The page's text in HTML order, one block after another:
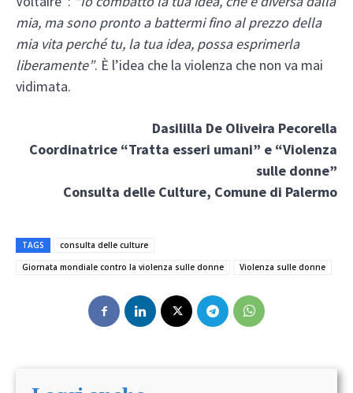
mia, ma sono pronto a battermi fino al prezzo della
mia vita perché tu, la tua idea, possa esprimerla
liberamente”. È l’idea che la violenza che non va mai
vidimata.
Dasililla De Oliveira Pecorella
Coordinatrice “Tratta esseri umani” e “Violenza
sulle donne”
Consulta delle Culture, Comune di Palermo
TAGS
consulta delle culture
Giornata mondiale contro la violenza sulle donne
Violenza sulle donne